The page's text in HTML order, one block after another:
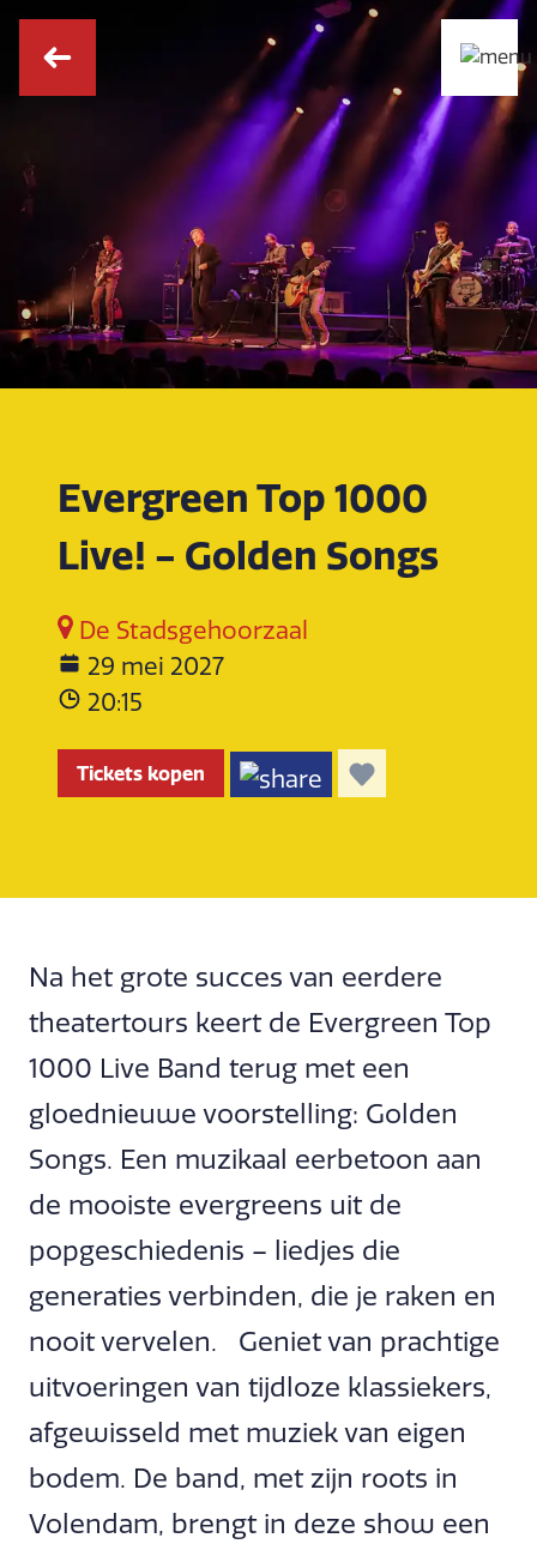
Evergreen Top 1000
Live! - Golden Songs
De Stadsgehoorzaal
29 mei 2027
20:15
Tickets kopen
Na het grote succes van eerdere
theatertours keert de Evergreen Top
1000 Live Band terug met een
gloednieuwe voorstelling: Golden
Songs. Een muzikaal eerbetoon aan
de mooiste evergreens uit de
popgeschiedenis – liedjes die
generaties verbinden, die je raken en
nooit vervelen. Geniet van prachtige
uitvoeringen van tijdloze klassiekers,
afgewisseld met muziek van eigen
bodem. De band, met zijn roots in
Volendam, brengt in deze show een